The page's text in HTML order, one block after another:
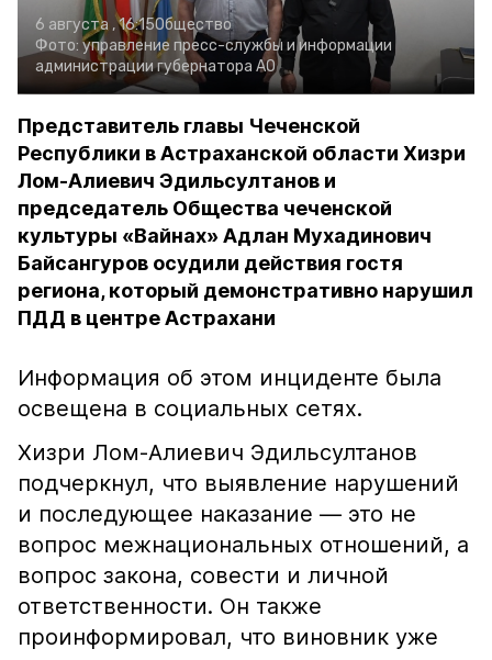
6 августа , 16:15Общество
Фото: управление пресс-службы и информации
администрации губернатора АО
Представитель главы Чеченской
Республики в Астраханской области Хизри
Лом-Алиевич Эдильсултанов и
председатель Общества чеченской
культуры «Вайнах» Адлан Мухадинович
Байсангуров осудили действия гостя
региона, который демонстративно нарушил
ПДД в центре Астрахани
Информация об этом инциденте была
освещена в социальных сетях.
Хизри Лом-Алиевич Эдильсултанов
подчеркнул, что выявление нарушений
и последующее наказание — это не
вопрос межнациональных отношений, а
вопрос закона, совести и личной
ответственности. Он также
проинформировал, что виновник уже